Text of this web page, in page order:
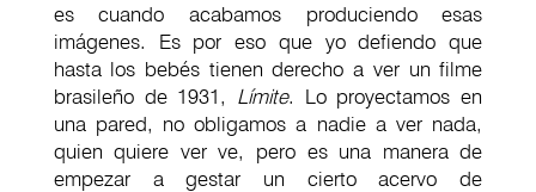
es cuando acabamos produciendo esas
imágenes. Es por eso que yo defiendo que
hasta los bebés tienen derecho a ver un filme
brasileño de 1931, Límite. Lo proyectamos en
una pared, no obligamos a nadie a ver nada,
quien quiere ver ve, pero es una manera de
empezar a gestar un cierto acervo de